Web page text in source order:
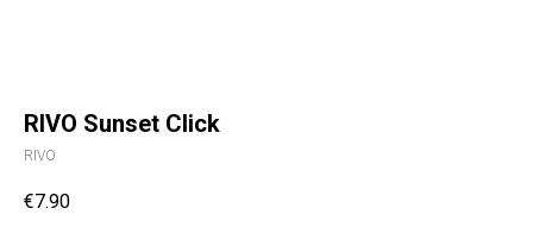
RIVO Sunset Click
RIVO
€7.90